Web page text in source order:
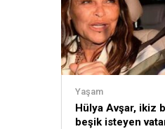
Yaşam
Hülya Avşar, ikiz
beşik isteyen